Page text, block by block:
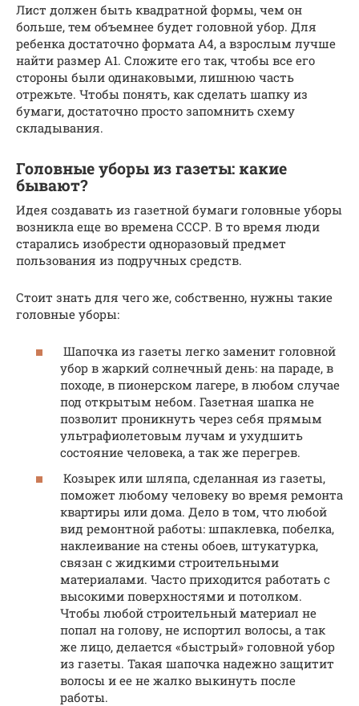
Лист должен быть квадратной формы, чем он
больше, тем объемнее будет головной убор. Для
ребенка достаточно формата А4, а взрослым лучше
найти размер А1. Сложите его так, чтобы все его
стороны были одинаковыми, лишнюю часть
отрежьте. Чтобы понять, как сделать шапку из
бумаги, достаточно просто запомнить схему
складывания.
Головные уборы из газеты: какие
бывают?
Идея создавать из газетной бумаги головные уборы
возникла еще во времена СССР. В то время люди
старались изобрести одноразовый предмет
пользования из подручных средств.
Стоит знать для чего же, собственно, нужны такие
головные уборы:
Шапочка из газеты легко заменит головной
убор в жаркий солнечный день: на параде, в
походе, в пионерском лагере, в любом случае
под открытым небом. Газетная шапка не
позволит проникнуть через себя прямым
ультрафиолетовым лучам и ухудшить
состояние человека, а так же перегрев.
Козырек или шляпа, сделанная из газеты,
поможет любому человеку во время ремонта
квартиры или дома. Дело в том, что любой
вид ремонтной работы: шпаклевка, побелка,
наклеивание на стены обоев, штукатурка,
связан с жидкими строительными
материалами. Часто приходится работать с
высокими поверхностями и потолком.
Чтобы любой строительный материал не
попал на голову, не испортил волосы, а так
же лицо, делается «быстрый» головной убор
из газеты. Такая шапочка надежно защитит
волосы и ее не жалко выкинуть после
работы.